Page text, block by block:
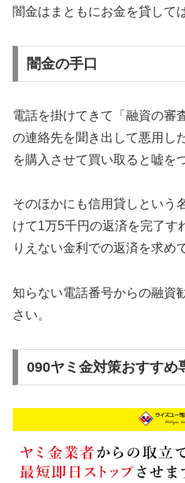
闇金はまともにお金を貸して
闇金の手口
電話を掛けてきて「融資の審
の連絡先を聞き出して悪用し
を購入させて買い取ると嘘を
そのほかにも信用貸しという
けて1万5千円の返済を完了す
りえない金利での返済を求め
知らない電話番号からの融資
さい。
090ヤミ金対策おすすめ